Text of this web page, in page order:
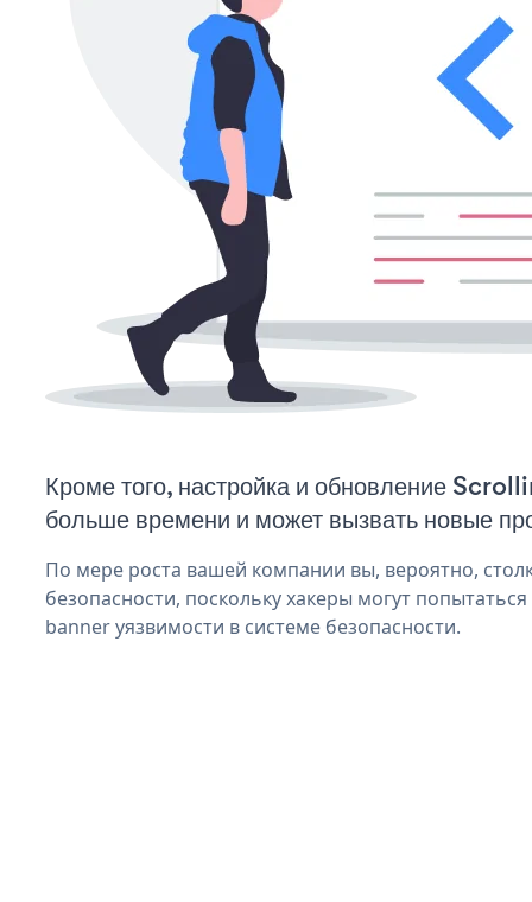
Кроме того, настройка и обновление
больше времени и может вызвать новые
По мере роста вашей компании вы, вероятно,
безопасности, поскольку хакеры могут
banner уязвимости в системе безопасности.